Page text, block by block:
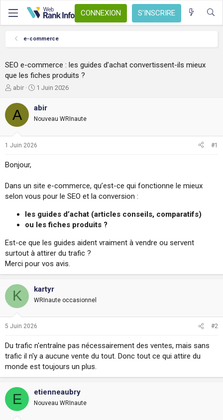
CONNEXION S'INSCRIRE
e-commerce
SEO e-commerce : les guides d’achat convertissent-ils mieux
que les fiches produits ?
A
t
e
d
a
i
s
i
o
n
abir
D
t
d
d
1 Juin 2026
A abir
Nouveau WRInaute
1 Juin 2026 #1
Bonjour,
Dans un site e-commerce, qu’est-ce qui fonctionne le mieux
selon vous pour le SEO et la conversion :
les guides d’achat (articles conseils, comparatifs)
ou les fiches produits ?
Est-ce que les guides aident vraiment à vendre ou servent
surtout à attirer du trafic ?
Merci pour vos avis.
K kartyr
WRInaute occasionnel
5 Juin 2026 #2
Du trafic n'entraîne pas nécessairement des ventes, mais sans
trafic il n'y a aucune vente du tout. Donc tout ce qui attire du
monde est toujours un plus.
E etienneaubry
Nouveau WRInaute